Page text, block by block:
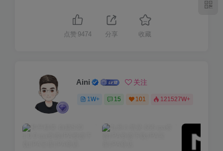
点赞 9474 分享 收藏
Aini 关注
1W+ 15 101 121527W+